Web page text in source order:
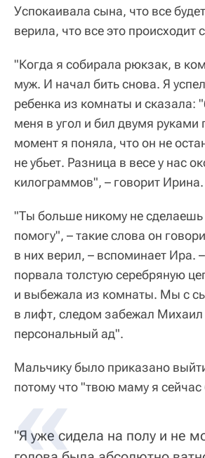
Успокаивала сына, что все
верила, что все это происходит
"Когда я собирала рюкзак, в
муж. И начал бить снова. Я
ребенка из комнаты и сказала:
меня в угол и бил двумя руками
момент я поняла, что он не
не убьет. Разница в весе у нас
килограммов", – говорит Ирина.
"Ты больше никому не
помогу", – такие слова он
в них верил, – вспоминает Ира.
порвала толстую серебряную
и выбежала из комнаты. Мы с
в лифт, следом забежал Михаил
персональный ад".
Мальчику было приказано
потому что "твою маму я сейчас
"Я уже сидела на полу и не